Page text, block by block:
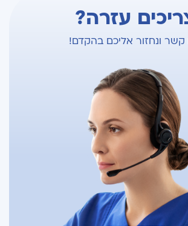
עזרה?
קשר ונחזור אליכם בהקדם!